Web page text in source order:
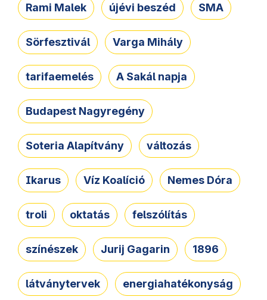
Rami Malek újévi beszéd SMA
Sörfesztivál Varga Mihály
tarifaemelés A Sakál napja
Budapest Nagyregény
Soteria Alapítvány változás
Ikarus Víz Koalíció Nemes Dóra
troli oktatás felszólítás
színészek Jurij Gagarin 1896
látványtervek energiahatékonyság